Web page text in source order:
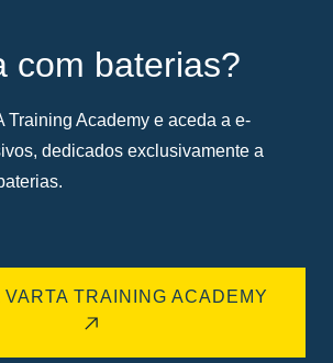
com baterias?
Training Academy e aceda a e-
dedicados exclusivamente a
VARTA TRAINING ACADEMY